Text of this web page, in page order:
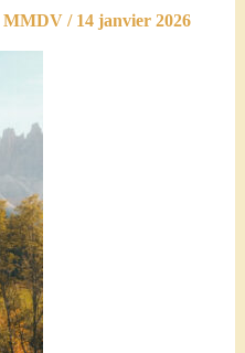
MMDV / 14 janvier 2026